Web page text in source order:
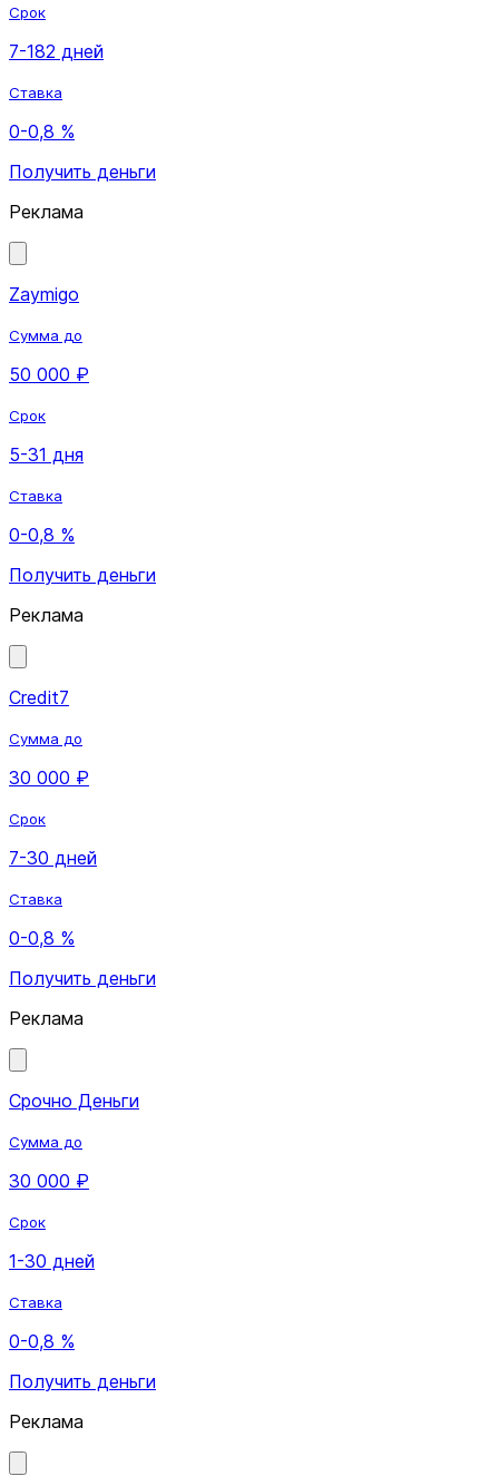
Срок
7-182 дней
Ставка
0-0,8 %
Получить деньги
Реклама
Zaymigo
Сумма до
50 000 ₽
Срок
5-31 дня
Ставка
0-0,8 %
Получить деньги
Реклама
Credit7
Сумма до
30 000 ₽
Срок
7-30 дней
Ставка
0-0,8 %
Получить деньги
Реклама
Срочно Деньги
Сумма до
30 000 ₽
Срок
1-30 дней
Ставка
0-0,8 %
Получить деньги
Реклама